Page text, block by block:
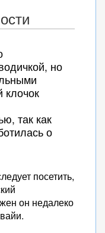
но
клочок
так как
о
посетить,
он недалеко